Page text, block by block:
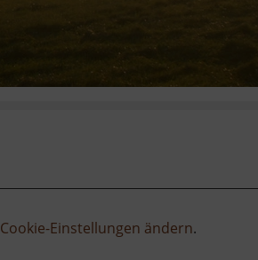
Cookie-Einstellungen ändern.